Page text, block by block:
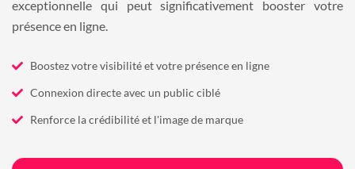
exceptionnelle qui peut significativement booster votre
présence en ligne.
Boostez votre visibilité et votre présence en ligne
Connexion directe avec un public ciblé
Renforce la crédibilité et l'image de marque